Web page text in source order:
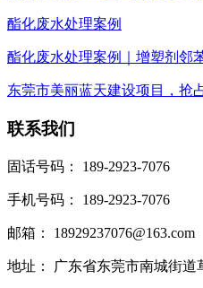
酯化废水处理案例
酯化废水处理案例｜增塑剂邻
东莞市美丽蓝天建设项目，抢
联系我们
固话号码： 189-2923-7076
手机号码： 189-2923-7076
邮箱： 18929237076@163.com
地址： 广东省东莞市南城街道